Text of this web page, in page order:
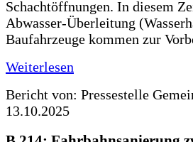
Schachtöffnungen. In diesem
Abwasser-Überleitung
Baufahrzeuge kommen zur
Weiterlesen
Bericht von: Pressestelle
13.10.2025